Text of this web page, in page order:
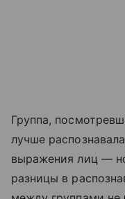
Группа,
лучше
выражения лиц —
разницы в